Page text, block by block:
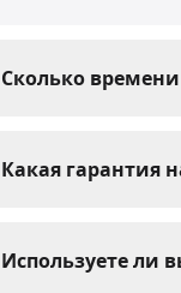
Сколько
восстановление
Какая гарантия
выполненные
Используете ли